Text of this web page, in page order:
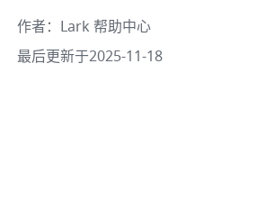
作者： Lark 帮助中心
最后更新于2025-11-18